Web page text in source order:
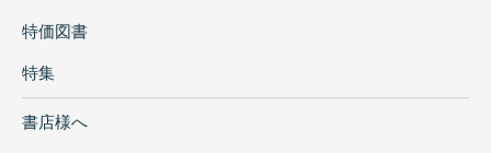
特価図書
特集
書店様へ